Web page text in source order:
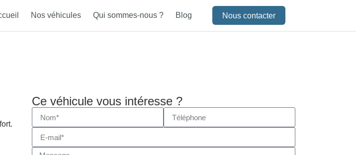
Nos véhicules Qui sommes-nous ? Blog Nous contacter
Ce véhicule vous intéresse ?